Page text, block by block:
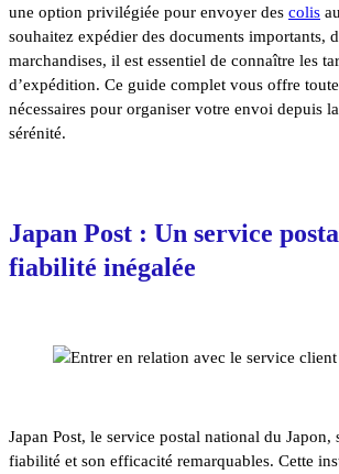
une option privilégiée pour envoyer des colis
souhaitez expédier des documents importants,
marchandises, il est essentiel de connaître les
d’expédition. Ce guide complet vous offre
nécessaires pour organiser votre envoi depuis
sérénité.
Japan Post : Un service
fiabilité inégalée
Japan Post, le service postal national du Japon,
fiabilité et son efficacité remarquables. Cette